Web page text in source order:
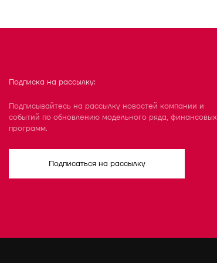
Подписка на рассылку:
Подписывайтесь на рассылку новостей компании и
событий по обновлению модельного ряда, финансовых
программ.
Подписаться на рассылку